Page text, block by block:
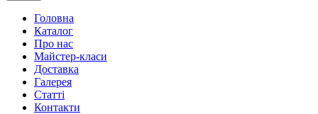
Головна
Каталог
Про нас
Майстер-класи
Доставка
Галерея
Статтi
Контакти